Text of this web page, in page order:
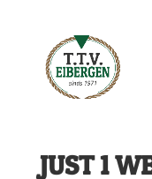
JUST 1